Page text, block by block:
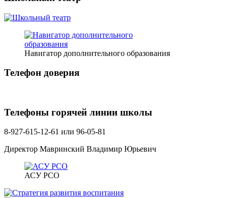
Навигатор дополнительного образования
Телефон доверия
Телефоны горячей линии школы
8-927-615-12-61 или 96-05-81
Директор Мавринский Владимир Юрьевич
АСУ РСО